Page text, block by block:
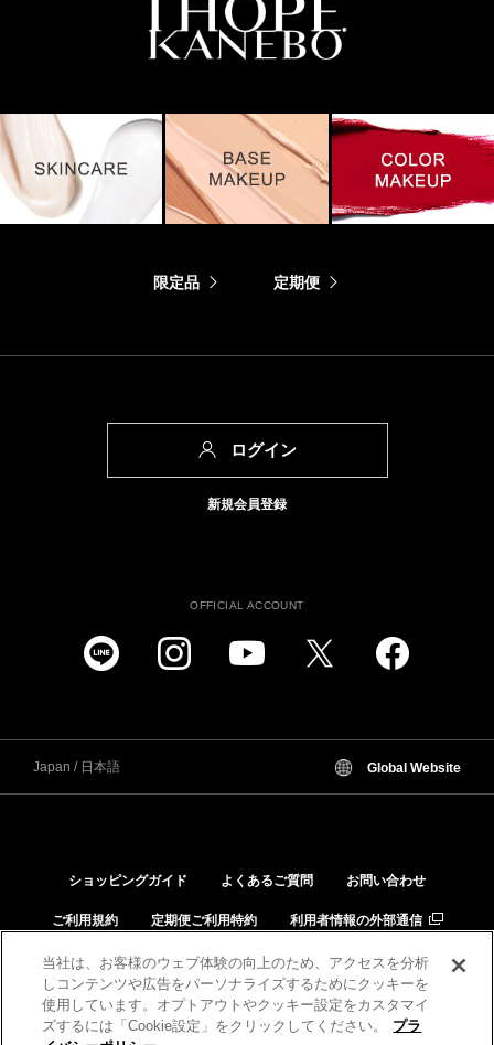
限定品 定期便
ログイン
新規会員登録
OFFICIAL ACCOUNT
Japan / 日本語 Global Website
ショッピングガイド よくあるご質問 お問い合わせ
ご利用規約 定期便ご利用特約 利用者情報の外部通信
個人情報保護方針 特定商取引法に基づく表示
品質と安全への取り組み 肌と化粧品の相性チェック
当社は、お客様のウェブ体験の向上のため、アクセスを分析
しコンテンツや広告をパーソナライズするためにクッキーを
使用しています。オプトアウトやクッキー設定をカスタマイ
ズするには「Cookie設定」をクリックしてください。
プラ